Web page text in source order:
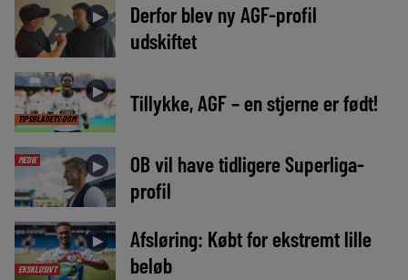
►
Derfor blev ny AGF-profil
udskiftet
TIPSBLADETS DOM
► Tillykke, AGF – en stjerne er født!
MEDIE ►
OB vil have tidligere Superliga-
profil
EKSKLUSIVT
►
Afsløring: Købt for ekstremt lille
beløb